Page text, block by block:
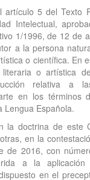
artículo 5 del Texto
Intelectual,
1/1996, de 12 de
a la persona
o científica. En
o artística
relativa a
en los términos
Lengua Española.
la doctrina de este
en la
de 2016, con
a la
en el